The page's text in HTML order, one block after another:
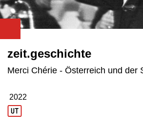
zeit.geschichte
Merci Chérie - Österreich und der
Produktionsjahr: 2022
2022